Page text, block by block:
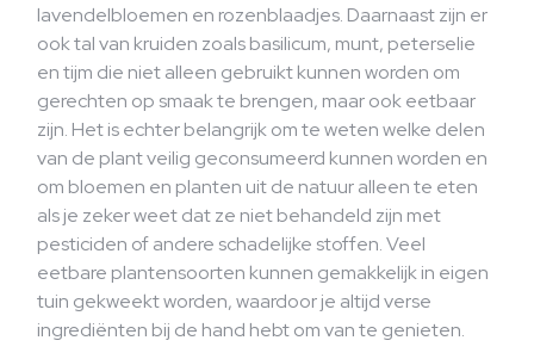
lavendelbloemen en rozenblaadjes. Daarnaast zijn er
ook tal van kruiden zoals basilicum, munt, peterselie
en tijm die niet alleen gebruikt kunnen worden om
gerechten op smaak te brengen, maar ook eetbaar
zijn. Het is echter belangrijk om te weten welke delen
van de plant veilig geconsumeerd kunnen worden en
om bloemen en planten uit de natuur alleen te eten
als je zeker weet dat ze niet behandeld zijn met
pesticiden of andere schadelijke stoffen. Veel
eetbare plantensoorten kunnen gemakkelijk in eigen
tuin gekweekt worden, waardoor je altijd verse
ingrediënten bij de hand hebt om van te genieten.